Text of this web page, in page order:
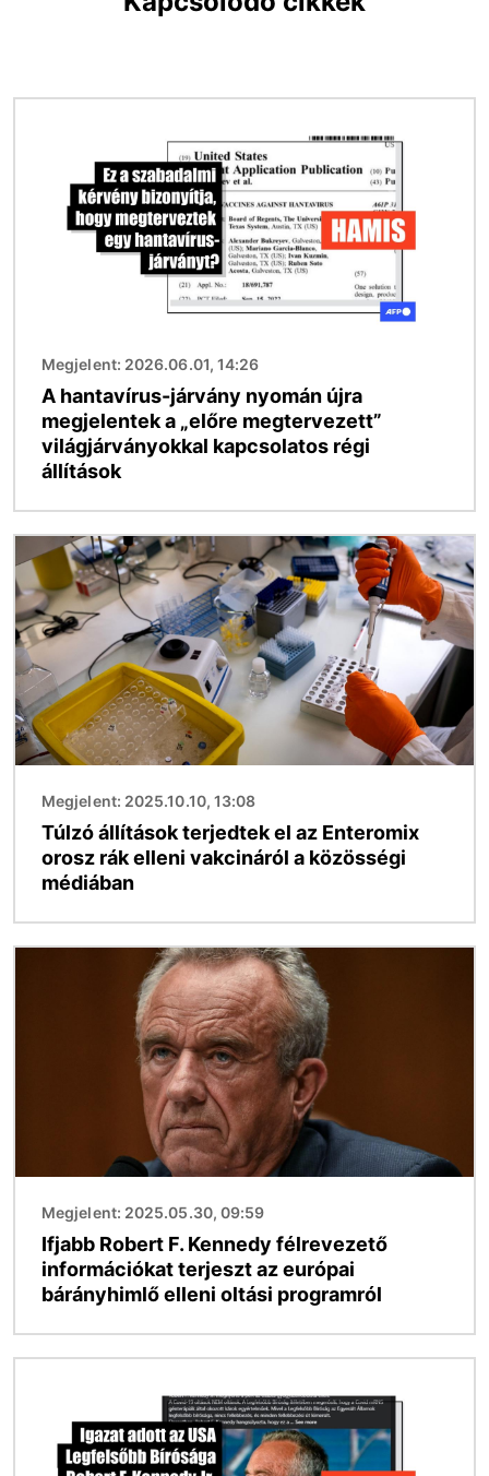
Megjelent: 2026.06.01, 14:26
A hantavírus-járvány nyomán újra
megjelentek a „előre megtervezett”
világjárványokkal kapcsolatos régi
állítások
Kép
Megjelent: 2025.10.10, 13:08
Túlzó állítások terjedtek el az Enteromix
orosz rák elleni vakcináról a közösségi
médiában
Megjelent: 2025.05.30, 09:59
Ifjabb Robert F. Kennedy félrevezető
információkat terjeszt az európai
bárányhimlő elleni oltási programról